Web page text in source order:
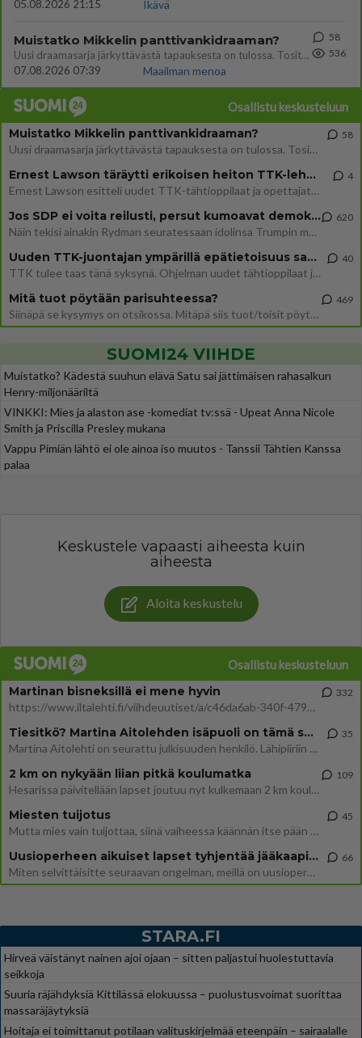
05.08.2026 21:15
Ikävä
Muistatko Mikkelin panttivankidraaman?
Uusi draamasarja järkyttävästä tapauksesta on tulossa. Tositapahtumiin perustuva sarja ammentaa vuoden 1986 Mikkelin pan
07.08.2026 07:39
Maailman menoa
58
536
Osallistu keskusteluun
Muistatko Mikkelin panttivankidraaman?
Uusi draamasarja järkyttävästä tapauksesta on tulossa. Tositapahtumiin perustuva sarja ammentaa vuoden 1986 Mikkelin pan
58
Ernest Lawson täräytti erikoisen heiton TTK-lehdistötilaisuudessa: " Onko tässä tarkoituksena...?"
Ernest Lawson esitteli uudet TTK-tähtioppilaat ja opettajat torstaina 6.8. lehdistölle. Tulevalla kaudella on yksi hausk
4
Jos SDP ei voita reilusti, persut kumoavat demokratian Suomesta
Näin tekisi ainakin Rydman seuratessaan idolinsa Trumpin mallia https://www.is.fi/politiikka/art-2000012187244.html
620
Uuden TTK-juontajan ympärillä epätietoisuus sakenee - Nyt MTV hämmentää soppaa
TTK tulee taas tänä syksynä. Ohjelman uudet tähtioppilaat julkistetaan torstaina 6. elokuuta klo 14 alkavassa lehdistö
40
Mitä tuot pöytään parisuhteessa?
Siinäpä se kysymys on otsikossa. Mitäpä siis tuot/toisit pöytään parisuhteessa? Oletko mies vai nainen? Koetko sen mitä
469
SUOMI24 VIIHDE
Muistatko? Kädestä suuhun elävä Satu sai jättimäisen rahasalkun
Henry-miljonääriltä
VINKKI: Mies ja alaston ase -komediat tv:ssä - Upeat Anna Nicole
Smith ja Priscilla Presley mukana
Vappu Pimiän lähtö ei ole ainoa iso muutos - Tanssii Tähtien Kanssa
palaa
Keskustele vapaasti aiheesta kuin
aiheesta
Aloita keskustelu
Osallistu keskusteluun
Martinan bisneksillä ei mene hyvin
https://www.iltalehti.fi/viihdeuutiset/a/c46da6ab-340f-4790-aaa7-0865eed2336 Yrityksen konkurssihakemus on tullut kärä
332
Tiesitkö? Martina Aitolehden isäpuoli on tämä suosittu laulaja
Martina Aitolehti on seurattu julkisuuden henkilö. Lähipiiriin mahtuu muitakin tunnettuja henkilöitä. Tiesitkö, että Ma
35
2 km on nykyään liian pitkä koulumatka
Hesarissa päivitellään lapset joutuu nyt kulkemaan 2 km kouluun jösses. Ruostefillarilla tuo matka menee vaikka miten äk
109
Miesten tuijotus
Mutta mies vain tuijottaa, siinä vaiheessa käännän itse pään pois. Mikä juttu? Yleensä jos joku tuijottaa tai katsoo, hä
45
Uusioperheen aikuiset lapset tyhjentää jääkaapin käydessään
Miten selvittäisitte seuraavan ongelman, meillä on uusioperhe, minulla teini-ikäiset lapset ja puolisolla aikuiset, jotk
66
STARA.FI
Hirveä väistänyt nainen ajoi ojaan – sitten paljastui huolestuttavia
seikkoja
Suuria räjähdyksiä Kittilässä elokuussa – puolustusvoimat suorittaa
massaräjäytyksiä
Hoitaja ei toimittanut potilaan valituskirjelmää eteenpäin – sairaalalle